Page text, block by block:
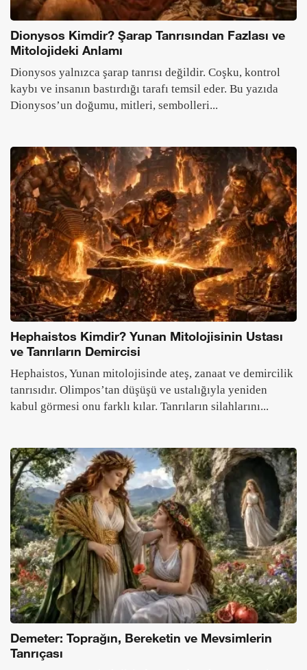
Dionysos Kimdir? Şarap Tanrısından Fazlası ve
Mitolojideki Anlamı
Dionysos yalnızca şarap tanrısı değildir. Coşku, kontrol
kaybı ve insanın bastırdığı tarafı temsil eder. Bu yazıda
Dionysos’un doğumu, mitleri, sembolleri...
Hephaistos Kimdir? Yunan Mitolojisinin Ustası
ve Tanrıların Demircisi
Hephaistos, Yunan mitolojisinde ateş, zanaat ve demircilik
tanrısıdır. Olimpos’tan düşüşü ve ustalığıyla yeniden
kabul görmesi onu farklı kılar. Tanrıların silahlarını...
Demeter: Toprağın, Bereketin ve Mevsimlerin
Tanrıçası